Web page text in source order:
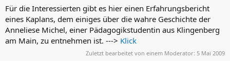
Für die Interessierten gibt es hier einen Erfahrungsbericht
eines Kaplans, dem einiges über die wahre Geschichte der
Anneliese Michel, einer Pädagogikstudentin aus Klingenberg
am Main, zu entnehmen ist. ---> Klick
Zuletzt bearbeitet von einem Moderator: 5 Mai 2009